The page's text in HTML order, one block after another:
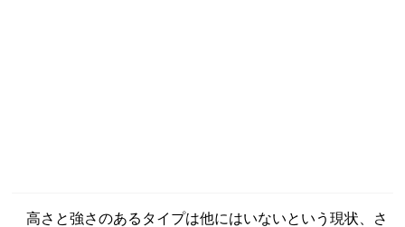
高さと強さのあるタイプは他にはいないという現状、さ